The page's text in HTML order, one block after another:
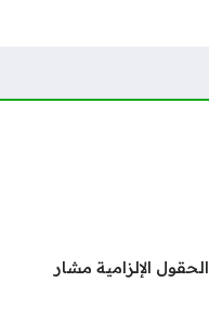
الحقول الإلزامية مشار